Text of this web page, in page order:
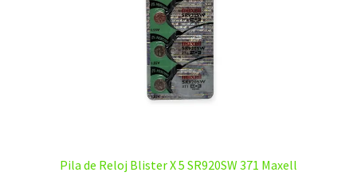
Pila de Reloj Blister X 5 SR920SW 371 Maxell